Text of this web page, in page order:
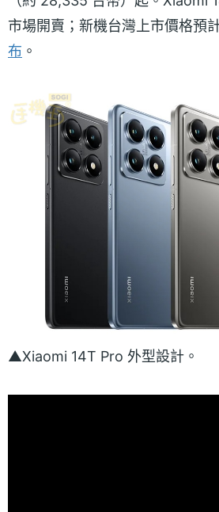
市場開賣；新機台灣上市價格預
布 。
▲Xiaomi 14T Pro 外型設計。